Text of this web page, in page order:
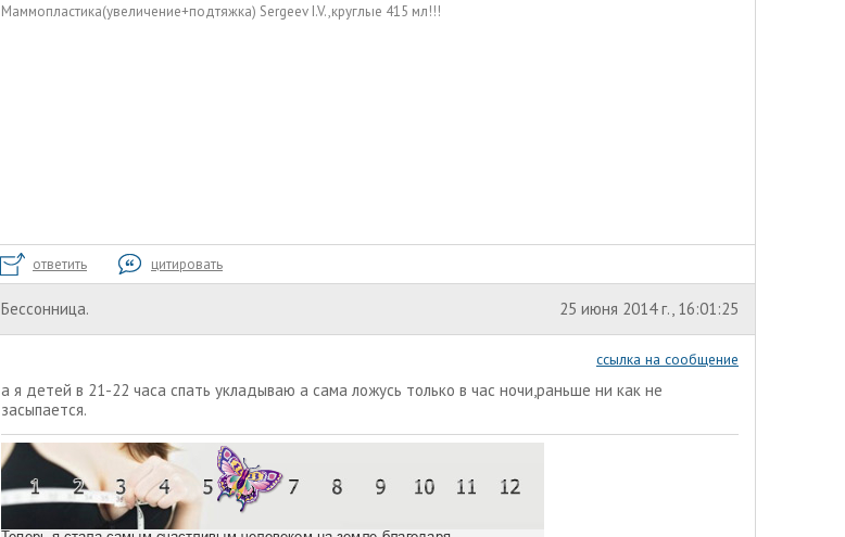
Маммопластика(увеличение+подтяжка) Sergeev I.V.,круглые 415 мл!!!
ответить цитировать
Бессонница. 25 июня 2014 г., 16:01:25
ссылка на сообщение
а я детей в 21-22 часа спать укладываю а сама ложусь только в час ночи,раньше ни как не
засыпается.